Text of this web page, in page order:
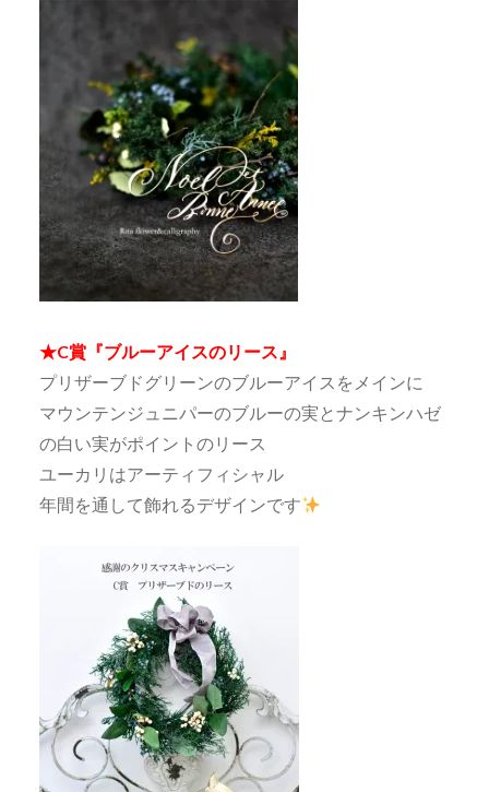
★C賞『ブルーアイスのリース』
プリザーブドグリーンのブルーアイスをメインに
マウンテンジュニパーのブルーの実とナンキンハゼ
の白い実がポイントのリース
ユーカリはアーティフィシャル
年間を通して飾れるデザインです